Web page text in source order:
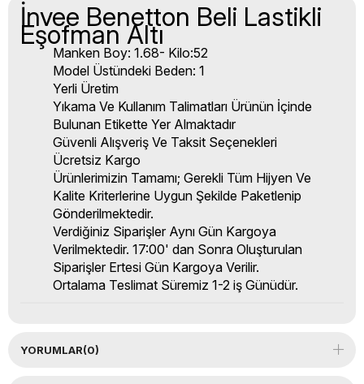
İnvee Benetton Beli Lastikli
Eşofman Altı
Manken Boy: 1.68- Kilo:52
Model Üstündeki Beden: 1
Yerli Üretim
Yıkama Ve Kullanım Talimatları Ürünün İçinde
Bulunan Etikette Yer Almaktadır
Güvenli Alışveriş Ve Taksit Seçenekleri
Ücretsiz Kargo
Ürünlerimizin Tamamı; Gerekli Tüm Hijyen Ve
Kalite Kriterlerine Uygun Şekilde Paketlenip
Gönderilmektedir.
Verdiğiniz Siparişler Aynı Gün Kargoya
Verilmektedir. 17:00' dan Sonra Oluşturulan
Siparişler Ertesi Gün Kargoya Verilir.
Ortalama Teslimat Süremiz 1-2 iş Günüdür.
YORUMLAR(0)